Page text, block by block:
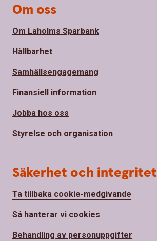
Om oss
Om Laholms Sparbank
Hållbarhet
Samhällsengagemang
Finansiell information
Jobba hos oss
Styrelse och organisation
Säkerhet och integritet
Ta tillbaka cookie-medgivande
Så hanterar vi cookies
Behandling av personuppgifter